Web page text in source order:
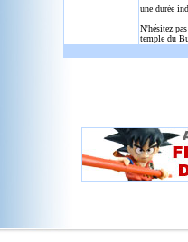
une durée
N'hésitez
temple du